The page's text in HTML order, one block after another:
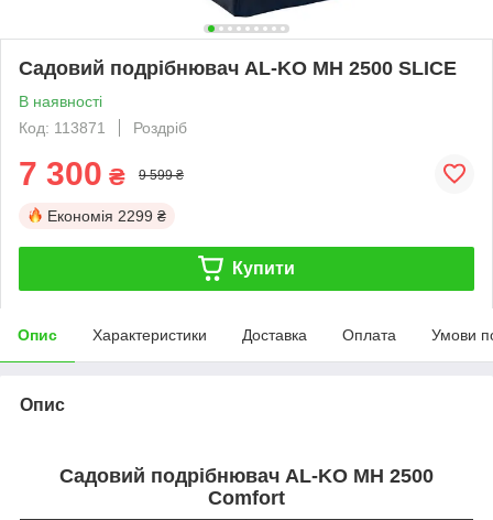
Садовий подрібнювач AL-KO MH 2500 SLICE
В наявності
Код: 113871
Роздріб
7 300 ₴ 9 599 ₴
Економія 2299 ₴
Купити
Опис Характеристики Доставка Оплата Умови
Опис
Садовий подрібнювач AL-KO MH 2500
Comfort